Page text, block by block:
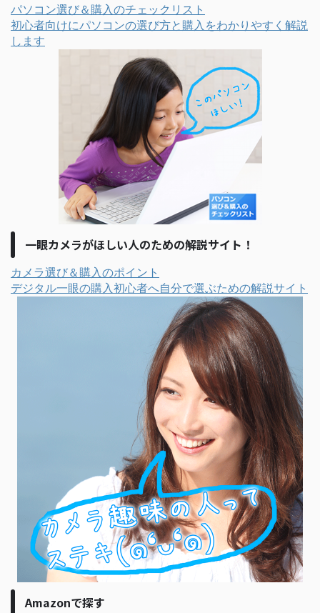
パソコン選び＆購入のチェックリスト
初心者向けにパソコンの選び方と購入をわかりやすく解説
します
一眼カメラがほしい人のための解説サイト！
カメラ選び＆購入のポイント
デジタル一眼の購入初心者へ自分で選ぶための解説サイト
Amazonで探す